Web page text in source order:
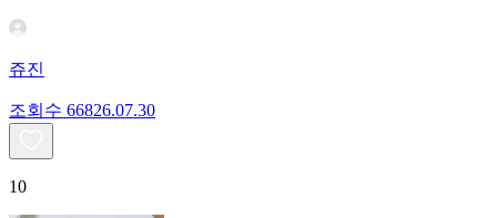
쥬진
조회수 66826.07.30
10